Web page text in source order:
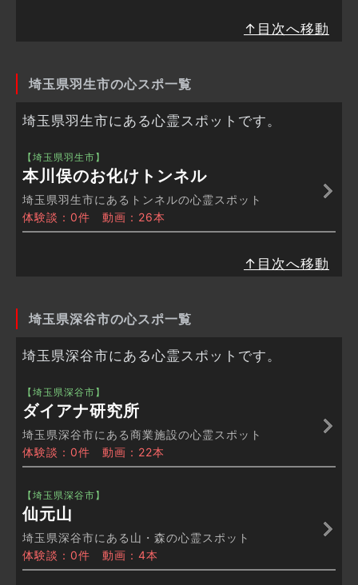
↑目次へ移動
埼玉県羽生市の心スポ一覧
埼玉県羽生市にある心霊スポットです。
【埼玉県羽生市】
本川俣のお化けトンネル
埼玉県羽生市にあるトンネルの心霊スポット
体験談：0件 動画：26本
↑目次へ移動
埼玉県深谷市の心スポ一覧
埼玉県深谷市にある心霊スポットです。
【埼玉県深谷市】
ダイアナ研究所
埼玉県深谷市にある商業施設の心霊スポット
体験談：0件 動画：22本
【埼玉県深谷市】
仙元山
埼玉県深谷市にある山・森の心霊スポット
体験談：0件 動画：4本